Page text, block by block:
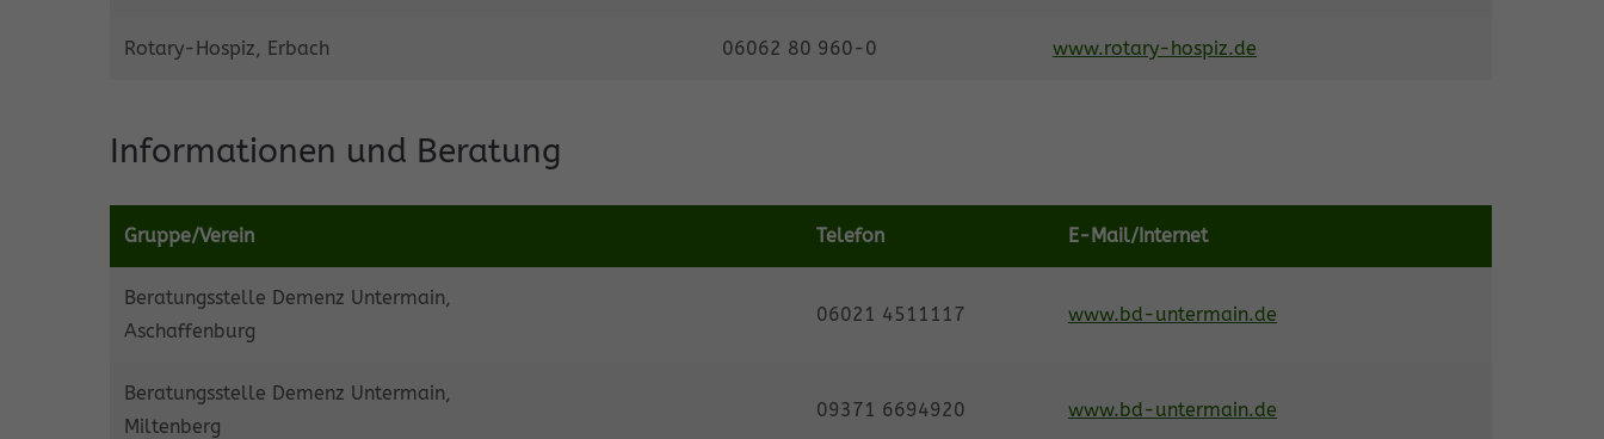
Rotary-Hospiz, Erbach 06062 80 960-0 www.rotary-hospiz.de
Informationen und Beratung
Gruppe/Verein Telefon E-Mail/Internet
Beratungsstelle Demenz Untermain,
Aschaffenburg
06021 4511117 www.bd-untermain.de
Beratungsstelle Demenz Untermain,
Miltenberg
09371 6694920 www.bd-untermain.de